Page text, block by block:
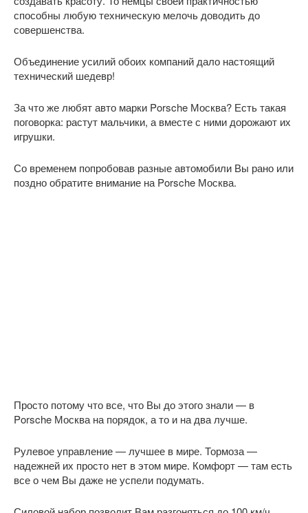
способны любую техническую мелочь доводить до
совершенства.
Объединение усилий обоих компаний дало настоящий
технический шедевр!
За что же любят авто марки Porsche Москва? Есть такая
поговорка: растут мальчики, а вместе с ними дорожают их
игрушки.
Со временем попробовав разные автомобили Вы рано или
поздно обратите внимание на Porsche Москва.
Просто потому что все, что Вы до этого знали — в
Porsche Москва на порядок, а то и на два лучше.
Рулевое управление — лучшее в мире. Тормоза —
надежней их просто нет в этом мире. Комфорт — там есть
все о чем Вы даже не успели подумать.